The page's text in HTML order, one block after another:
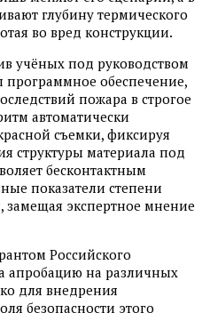
глубину термического
во вред конструкции.
учёных под руководством
программное обеспечение,
пожара в строгое
автоматически
съемки, фиксируя
структуры материала под
бесконтактным
показатели степени
экспертное мнение
Российского
апробацию на различных
для внедрения
безопасности этого